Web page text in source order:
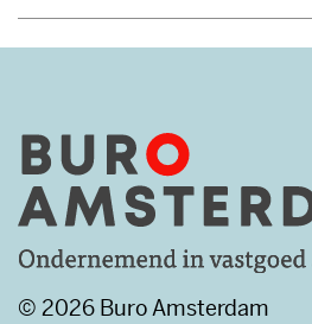
© 2026 Buro Amsterdam